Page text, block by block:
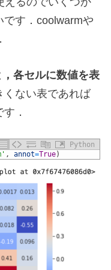
です．coolwarmや
各セルに数値を表
くない表であれば
．
Python
, annot=True)